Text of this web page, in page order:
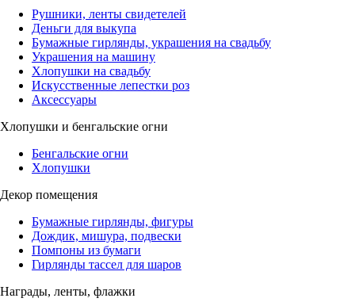
Рушники, ленты свидетелей
Деньги для выкупа
Бумажные гирлянды, украшения на свадьбу
Украшения на машину
Хлопушки на свадьбу
Искусственные лепестки роз
Аксессуары
Хлопушки и бенгальские огни
Бенгальские огни
Хлопушки
Декор помещения
Бумажные гирлянды, фигуры
Дождик, мишура, подвески
Помпоны из бумаги
Гирлянды тассел для шаров
Награды, ленты, флажки